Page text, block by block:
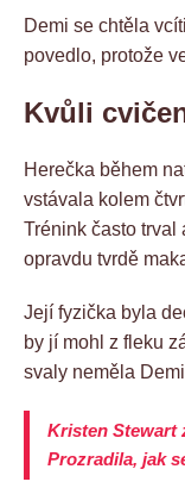
Demi se chtěla
povedlo, protože
Kvůli
Herečka během
vstávala kolem
Trénink často trval
opravdu tvrdě
Její fyzička byla
by jí mohl z fleku
svaly neměla
Kristen Stewart
Prozradila, jak